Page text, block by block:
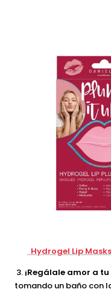
Hydrogel Lip
3. ¡Regálale amor a
tomando un baño con